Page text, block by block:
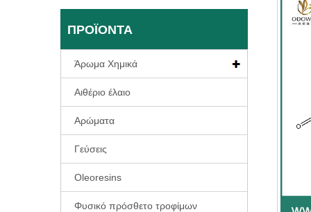
ΠΡΟΪΌΝΤΑ
Άρωμα Χημικά
Αιθέριο έλαιο
Αρώματα
Γεύσεις
Oleoresins
Φυσικό πρόσθετο τροφίμων